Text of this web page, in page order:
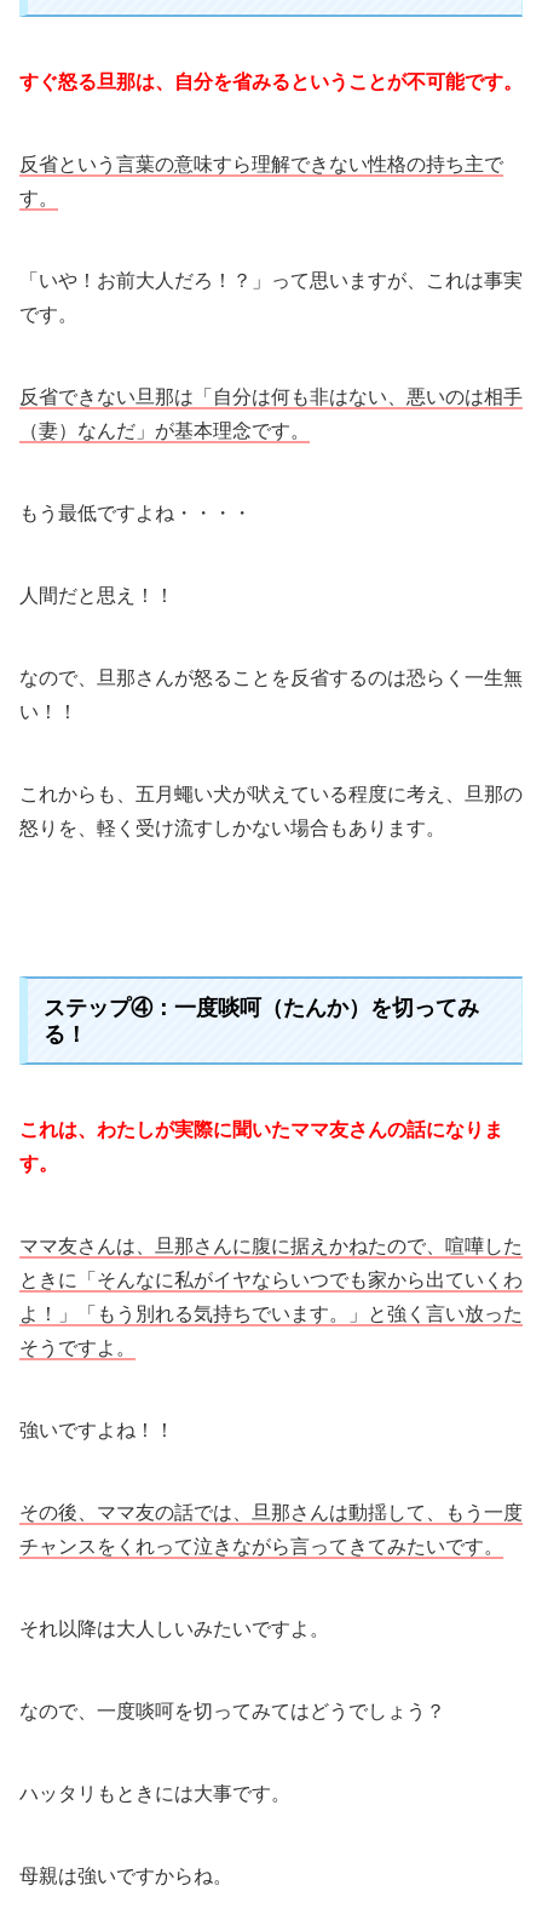
すぐ怒る旦那は、自分を省みるということが不可能です。
反省という言葉の意味すら理解できない性格の持ち主で
す。
「いや！お前大人だろ！？」って思いますが、これは事実
です。
反省できない旦那は「自分は何も非はない、悪いのは相手
（妻）なんだ」が基本理念です。
もう最低ですよね・・・・
人間だと思え！！
なので、旦那さんが怒ることを反省するのは恐らく一生無
い！！
これからも、五月蠅い犬が吠えている程度に考え、旦那の
怒りを、軽く受け流すしかない場合もあります。
ステップ④：一度啖呵（たんか）を切ってみ
る！
これは、わたしが実際に聞いたママ友さんの話になりま
す。
ママ友さんは、旦那さんに腹に据えかねたので、喧嘩した
ときに「そんなに私がイヤならいつでも家から出ていくわ
よ！」「もう別れる気持ちでいます。」と強く言い放った
そうですよ。
強いですよね！！
その後、ママ友の話では、旦那さんは動揺して、もう一度
チャンスをくれって泣きながら言ってきてみたいです。
それ以降は大人しいみたいですよ。
なので、一度啖呵を切ってみてはどうでしょう？
ハッタリもときには大事です。
母親は強いですからね。